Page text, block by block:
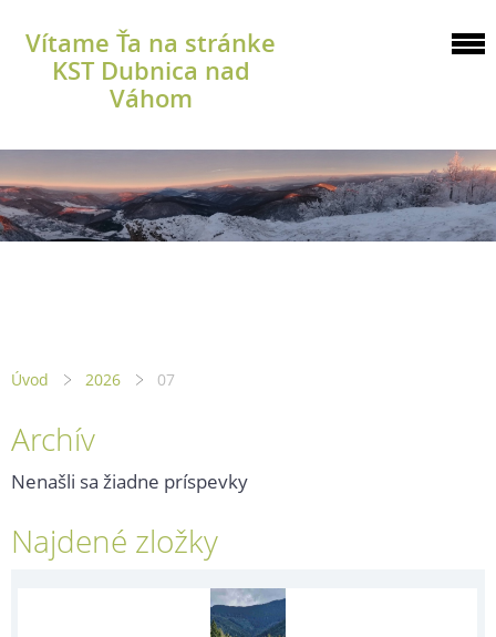
Vítame Ťa na stránke
KST Dubnica nad
Váhom
Úvod 2026 07
Archív
Nenašli sa žiadne príspevky
Najdené zložky